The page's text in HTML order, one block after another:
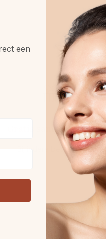
Gratis sample óf gift
Bij iedere bestelling.
een